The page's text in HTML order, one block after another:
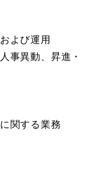
よび運用
事異動、昇進・
関する業務